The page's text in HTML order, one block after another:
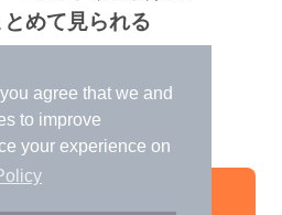
agree that we and
to improve
your experience on
めて見られる
た物件も見つけやすい
能も充実
ポリシー 利用規約